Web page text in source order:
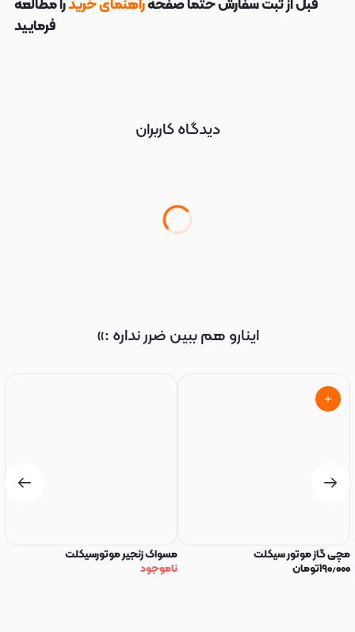
قبل از ثبت سفارش حتما صفحهراهنمای خریدرا مطالعه
فرمایید
دیدگاه کاربران
اینارو هم ببین ضرر نداره :»
مچی گاز موتور سیکلت
۱۹۰٫۰۰۰تومان
مسواک زنجیر موتورسیکلت
ناموجود